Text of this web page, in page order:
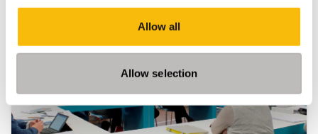
Allow all
Allow selection
ecosysteem?